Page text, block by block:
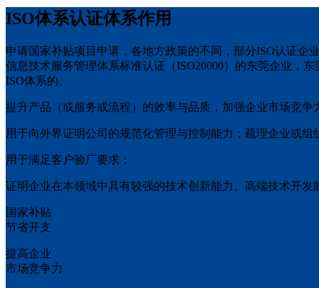
ISO体系认证体系作用
申请国家补贴项目申请，各地方政策的不同，部分ISO认证企
信息技术服务管理体系标准认证（ISO20000）的东莞企业，
ISO体系的。
提升产品（或服务或流程）的效率与品质，加强企业市场竞争
用于向外界证明公司的规范化管理与控制能力；疏理企业或
用于满足客户验厂要求；
证明企业在本领域中具有较强的技术创新能力、高端技术开
国家补贴
节省开支
提高企业
市场竞争力